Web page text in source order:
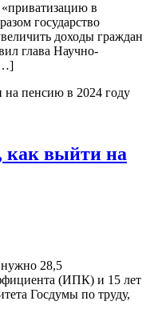
в
государство
доходы граждан
глава Научно-
как выйти на
28,5
(ИПК) и 15 лет
Госдумы по труду,